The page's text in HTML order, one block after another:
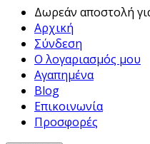
Δωρεάν αποστολή
Αρχική
Σύνδεση
Ο λογαριασμός μου
Αγαπημένα
Blog
Επικοινωνία
Προσφορές